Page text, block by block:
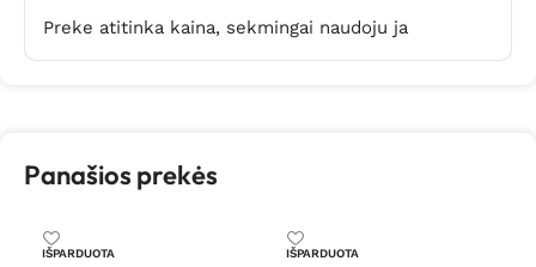
Preke atitinka kaina, sekmingai naudoju ja
Panašios prekės
IŠPARDUOTA IŠPARDUOTA